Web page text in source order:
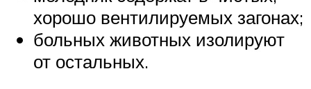
хорошо вентилируемых загонах;
больных животных изолируют
от остальных.